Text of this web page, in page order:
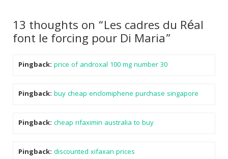
13 thoughts on “Les cadres du Réal
font le forcing pour Di Maria”
Pingback: price of androxal 100 mg number 30
Pingback: buy cheap enclomiphene purchase singapore
Pingback: cheap rifaximin australia to buy
Pingback: discounted xifaxan prices